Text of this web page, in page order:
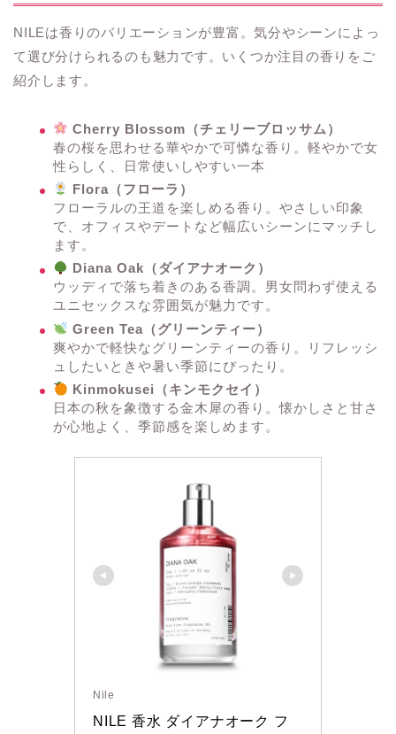
NILEは香りのバリエーションが豊富。気分やシーンによっ
て選び分けられるのも魅力です。いくつか注目の香りをご
紹介します。
Cherry Blossom（チェリーブロッサム）
春の桜を思わせる華やかで可憐な香り。軽やかで女
性らしく、日常使いしやすい一本
Flora（フローラ）
フローラルの王道を楽しめる香り。やさしい印象
で、オフィスやデートなど幅広いシーンにマッチし
ます。
Diana Oak（ダイアナオーク）
ウッディで落ち着きのある香調。男女問わず使える
ユニセックスな雰囲気が魅力です。
Green Tea（グリーンティー）
爽やかで軽快なグリーンティーの香り。リフレッシ
ュしたいときや暑い季節にぴったり。
Kinmokusei（キンモクセイ）
日本の秋を象徴する金木犀の香り。懐かしさと甘さ
が心地よく、季節感を楽しめます。
Nile
NILE 香水 ダイアナオーク フ